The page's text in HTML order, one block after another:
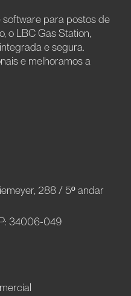
para postos de
o LBC Gas Station,
e segura.
e melhoramos a
288 / 5º andar
34006-049